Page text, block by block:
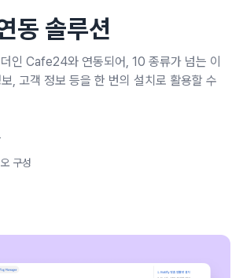
동 솔루션
인 Cafe24와 연동되어, 10 종류가 넘는 이
, 고객 정보 등을 한 번의 설치로 활용할 수
구성